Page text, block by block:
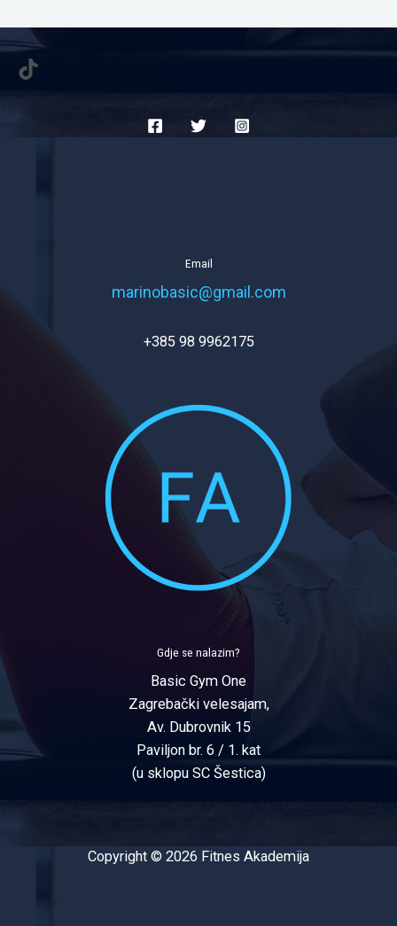
TikTok
Email
marinobasic@gmail.com
+385 98 9962175
Gdje se nalazim?
Basic Gym One
Zagrebački velesajam,
Av. Dubrovnik 15
Paviljon br. 6 / 1. kat
(u sklopu SC Šestica)
Copyright © 2026 Fitnes Akademija